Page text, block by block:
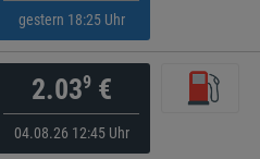
gestern 18:25 Uhr
2.039€
04.08.26 12:45 Uhr